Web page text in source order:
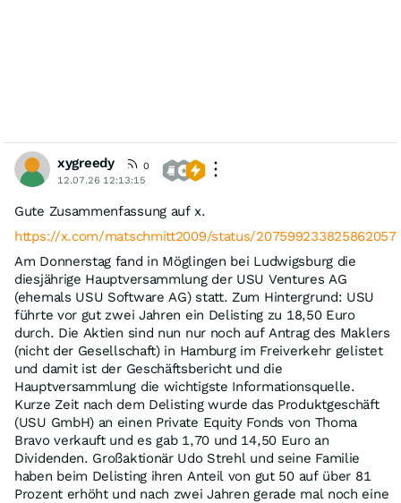
Weiterverkauf der USU GmbH (und PE-Firmen halten solche
Gesellschaften im Schnitt drei bis fünf Jahre, zwei davon
sind nun um) gehoben werden, dürfte die Verwaltung
verstecken. Aber wer recherchiert, auf der
Hauptversammlung Fakten jenseits des Geschäftsberichts
erfragt und die Ergebnisse addiert, erkennt, dass der Wert
Zeit und Geduld brauchen, bis dieser gehoben werden
kann.
https://x.com/matschmitt2009/status/2075992338258620578/
xygreedy
0
12.07.26 12:13:15
Gute Zusammenfassung auf x.
https://x.com/matschmitt2009/status/
Am Donnerstag fand in Möglingen bei Ludwigsburg die
diesjährige Hauptversammlung der USU Ventures AG
(ehemals USU Software AG) statt. Zum Hintergrund: USU
führte vor gut zwei Jahren ein Delisting zu 18,50 Euro
durch. Die Aktien sind nun nur noch auf Antrag des Maklers
(nicht der Gesellschaft) in Hamburg im Freiverkehr gelistet
und damit ist der Geschäftsbericht und die
Hauptversammlung die wichtigste Informationsquelle.
Kurze Zeit nach dem Delisting wurde das Produktgeschäft
(USU GmbH) an einen Private Equity Fonds von Thoma
Bravo verkauft und es gab 1,70 und 14,50 Euro an
Dividenden. Großaktionär Udo Strehl und seine Familie
haben beim Delisting ihren Anteil von gut 50 auf über 81
Prozent erhöht und nach zwei Jahren gerade mal noch eine